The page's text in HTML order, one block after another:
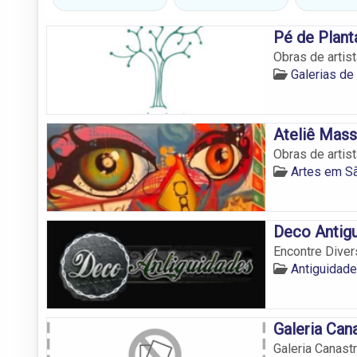
Pé de
Obras de
Galerias
Ateliê
Obras de
Artes em
Deco
Encontre
Galeria
Galeria